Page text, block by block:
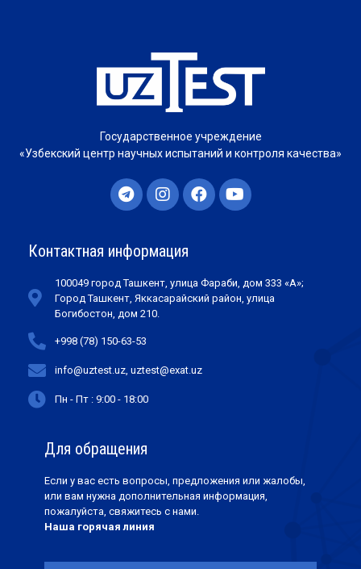
Государственное учреждение
«Узбекский центр научных испытаний и контроля качества»
Контактная информация
100049 город Ташкент, улица Фараби, дом 333 «А»;
Город Ташкент, Яккасарайский район, улица
Богибостон, дом 210.
+998 (78) 150-63-53
info@uztest.uz, uztest@exat.uz
Пн - Пт : 9:00 - 18:00
Для обращения
Если у вас есть вопросы, предложения или жалобы,
или вам нужна дополнительная информация,
пожалуйста, свяжитесь с нами.
Наша горячая линия